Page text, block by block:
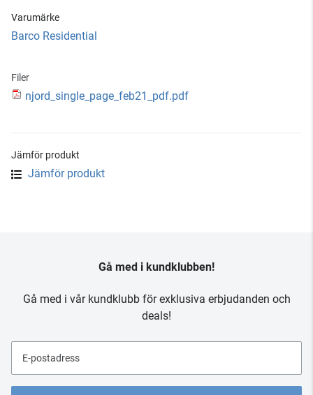
Varumärke
Barco Residential
Filer
njord_single_page_feb21_pdf.pdf
Jämför produkt
Jämför produkt
Gå med i kundklubben!
Gå med i vår kundklubb för exklusiva erbjudanden och
deals!
E-postadress